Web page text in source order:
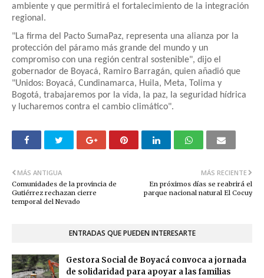
ambiente y que permitirá el fortalecimiento de la integración
regional.
"La firma del Pacto SumaPaz, representa una alianza por la
protección del páramo más grande del mundo y un
compromiso con una región central sostenible", dijo el
gobernador de Boyacá, Ramiro Barragán, quien añadió que
"Unidos: Boyacá, Cundinamarca, Huila, Meta, Tolima y
Bogotá, trabajaremos por la vida, la paz, la seguridad hídrica
y lucharemos contra el cambio climático".
MÁS RECIENTE
En próximos días se reabrirá el
parque nacional natural El Cocuy
MÁS ANTIGUA
Comunidades de la provincia de
Gutiérrez rechazan cierre
temporal del Nevado
ENTRADAS QUE PUEDEN INTERESARTE
Gestora Social de Boyacá convoca a jornada
de solidaridad para apoyar a las familias